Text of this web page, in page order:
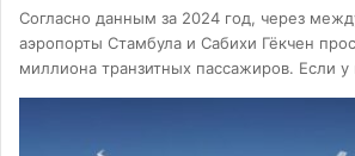
Согласно данным за 2024 год, через
аэропорты Стамбула и Сабихи Гёкчен
миллиона транзитных пассажиров. Если у